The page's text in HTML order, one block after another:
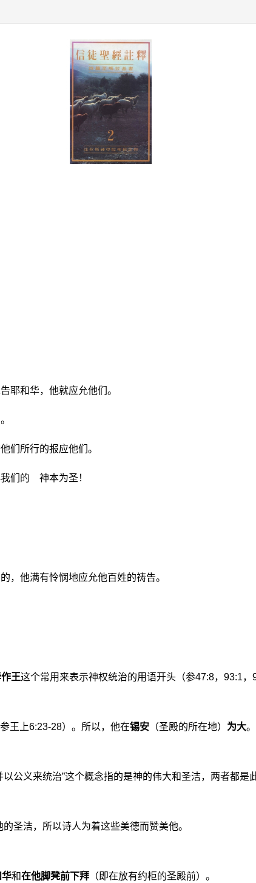
耶和华，他就应允他们。
所行的报应他们。
们的 神本为圣！
，他满有怜悯地应允他百姓的祷告。
王这个常用来表示神权统治的用语开头（参47:8，93:1
王上6:23-28）。所以，他在锡安 （圣殿的所在地） 为大。
以公义来统治”这个概念指的是神的伟大和圣洁，两者都是
圣洁，所以诗人为着这些美德而赞美他。
华和在他脚凳前下拜 （即在放有约柜的圣殿前）。